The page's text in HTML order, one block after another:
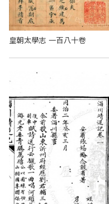
皇朝太學志 一百八十卷